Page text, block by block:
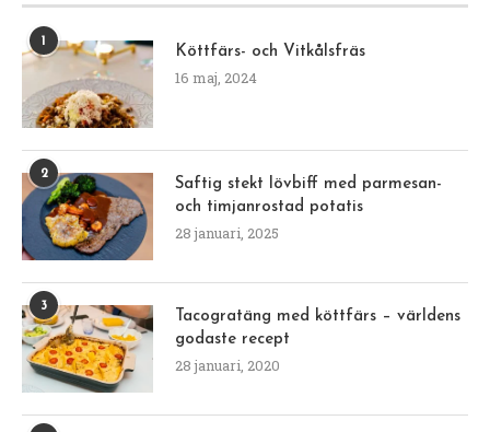
1
Köttfärs- och Vitkålsfräs
16 maj, 2024
2
Saftig stekt lövbiff med parmesan-
och timjanrostad potatis
28 januari, 2025
3
Tacogratäng med köttfärs – världens
godaste recept
28 januari, 2020